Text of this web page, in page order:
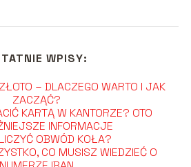
WPISY:
– DLACZEGO WARTO I JAK
ZACZĄĆ?
KARTĄ W KANTORZE? OTO
INFORMACJE
OBWÓD KOŁA?
CO MUSISZ WIEDZIEĆ O